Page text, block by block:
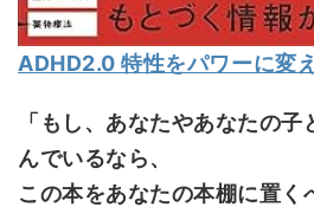
ADHD2.0 特性をパワーに変
「もし、あなたやあなたの
んでいるなら、
この本をあなたの本棚に置く